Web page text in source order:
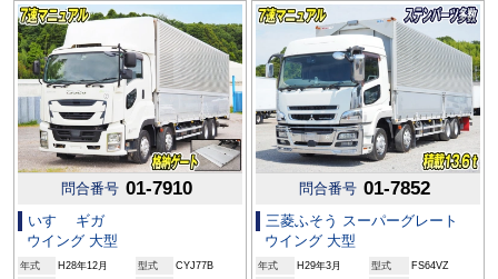
問合番号 01-7910
いすゞ ギガ
ウイング 大型
年式 H28年12月 型式
CYJ77B
問合番号 01-7852
三菱ふそう スーパーグレート
ウイング 大型
年式 H29年3月 型式
FS64VZ